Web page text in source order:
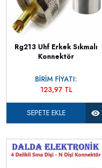
Rg213 Uhf Erkek Sıkmalı
Konnektör
BİRİM FİYATI:
123,97 TL
SEPETE EKLE